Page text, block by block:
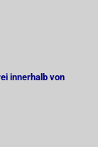
innerhalb von